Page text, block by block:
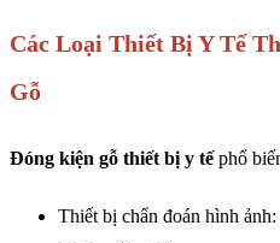
Các Loại Thiết Bị Y Tế
Gỗ
Đóng kiện gỗ thiết bị y tếphổ
Thiết bị chẩn đoán hình